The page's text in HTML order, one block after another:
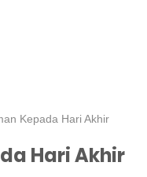
Kepada Hari Akhir
Hari Akhir